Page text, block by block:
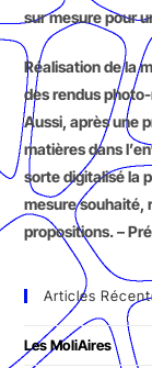
sur mesure pour
Réalisation de la
des rendus
Aussi, après une
matières dans
sorte digitalisé la
mesure souhaité,
propositions. –
Articles
Les MoliAires